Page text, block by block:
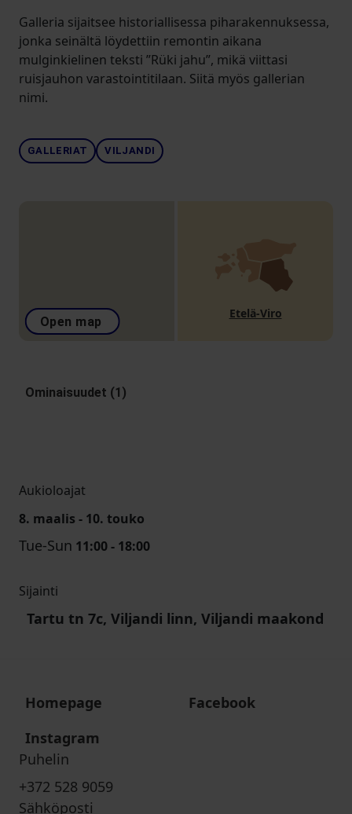
Galleria sijaitsee historiallisessa piharakennuksessa,
jonka seinältä löydettiin remontin aikana
mulginkielinen teksti ”Rüki jahu”, mikä viittasi
ruisjauhon varastointitilaan. Siitä myös gallerian
nimi.
GALLERIAT VILJANDI
Open map
Etelä-Viro
Ominaisuudet (1)
Aukioloajat
8. maalis - 10. touko
Tue-Sun 11:00 - 18:00
Sijainti
Tartu tn 7c, Viljandi linn, Viljandi maakond
Homepage
Facebook
Instagram
Puhelin
+372 528 9059
Sähköposti